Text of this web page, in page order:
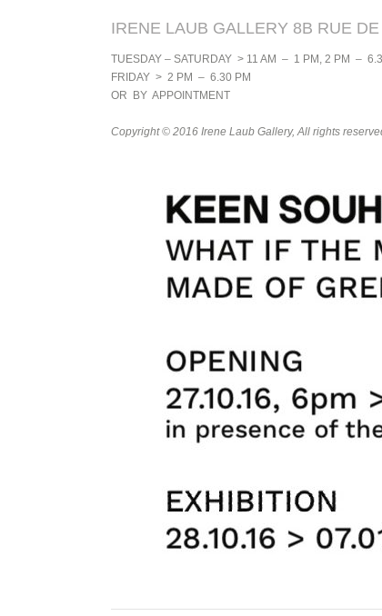
IRENE LAUB GALLERY 8B RUE
TUESDAY – SATURDAY > 11 AM – 1 PM, 2 PM –
FRIDAY > 2 PM – 6.30 PM
OR BY APPOINTMENT
Copyright © 2016 Irene Laub Gallery, All rights